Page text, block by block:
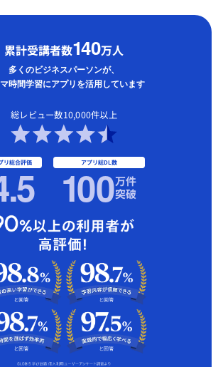
累計受講者数140万人
多くのビジネスパーソンが、
時間学習にアプリを活用しています
総レビュー数10,000件以上
リ総合評価 アプリ総DL数
100万件
突破